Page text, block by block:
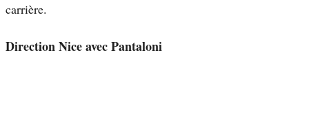
carrière.
Direction Nice avec Pantaloni